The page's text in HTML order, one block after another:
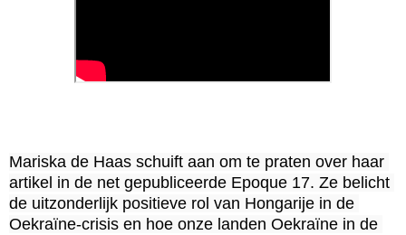
Mariska de Haas schuift aan om te praten over haar
artikel in de net gepubliceerde Epoque 17. Ze belicht
de uitzonderlijk positieve rol van Hongarije in de
Oekraïne-crisis en hoe onze landen Oekraïne in de